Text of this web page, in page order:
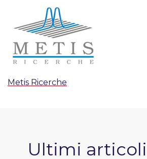
Metis Ricerche
Ultimi articoli